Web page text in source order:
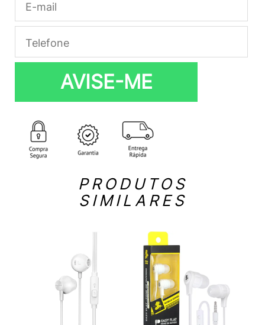
AVISE-ME
PRODUTOS
SIMILARES